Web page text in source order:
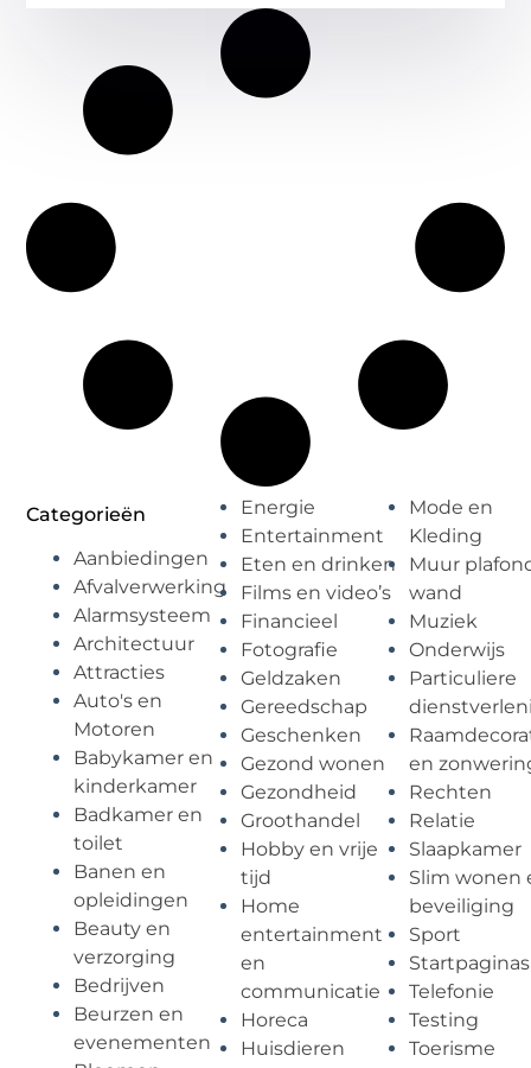
Categorieën
Aanbiedingen
Afvalverwerking
Alarmsysteem
Architectuur
Attracties
Auto's en
Motoren
Babykamer en
kinderkamer
Badkamer en
toilet
Banen en
opleidingen
Beauty en
verzorging
Bedrijven
Beurzen en
evenementen
Energie
Entertainment
Eten en drinken
Films en video’s
Financieel
Fotografie
Geldzaken
Gereedschap
Geschenken
Gezond wonen
Gezondheid
Groothandel
Hobby en vrije
tijd
Home
entertainment
en
communicatie
Horeca
Huisdieren
Mode en
Kleding
Muur
wand
Muziek
Onderwijs
Particuliere
en
Rechten
Relatie
Slaapkamer
Slim wonen
beveiliging
Sport
Startpaginas
Telefonie
Testing
Toerisme